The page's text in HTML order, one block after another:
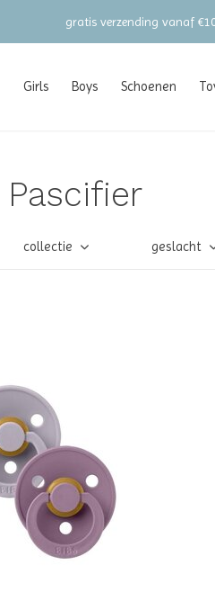
Girls Boys Schoenen
gratis verzending vanaf
collectie geslacht